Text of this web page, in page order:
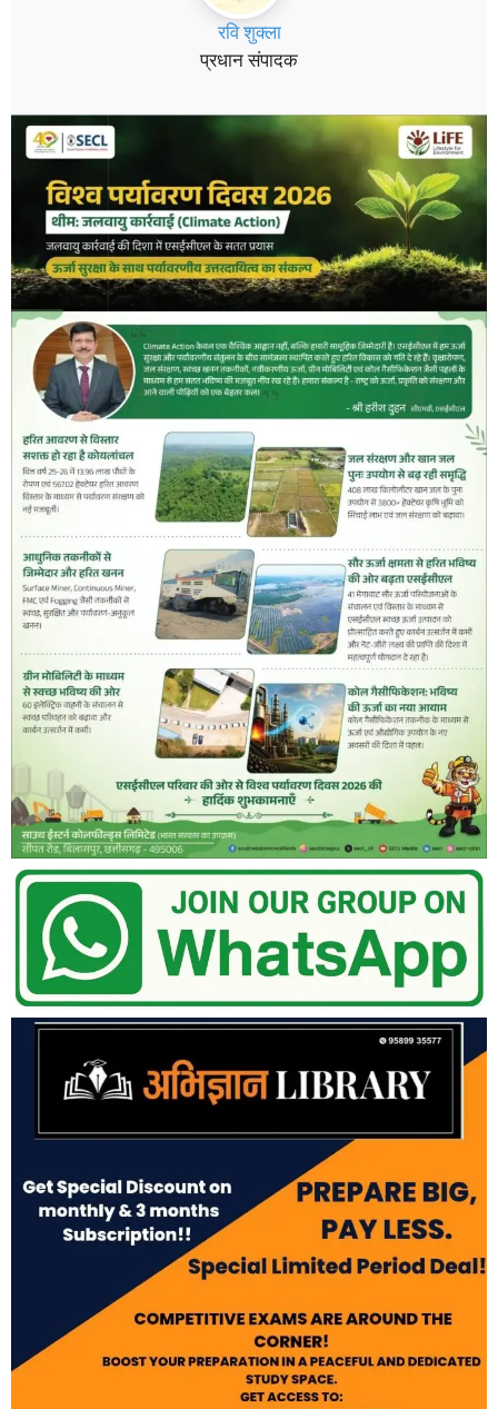
रवि शुक्ला
प्रधान संपादक